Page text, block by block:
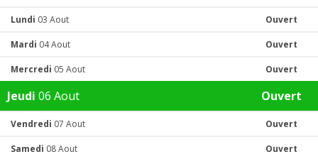
Lundi 03 Aout Ouvert
Mardi 04 Aout Ouvert
Mercredi 05 Aout Ouvert
Jeudi 06 Aout Ouvert
Vendredi 07 Aout Ouvert
Samedi 08 Aout Ouvert